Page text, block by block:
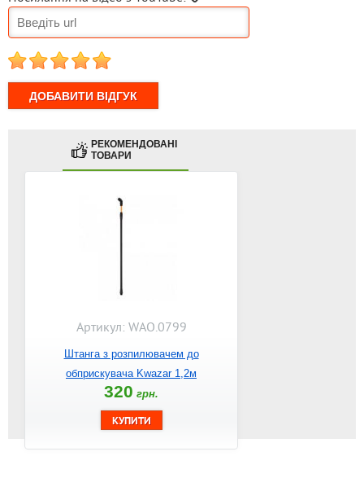
1 2 3 4 5
РЕКОМЕНДОВАНІ
ТОВАРИ
Артикул: WAO.0799
Штанга з розпилювачем до
обприскувача Kwazar 1,2м
320 грн.